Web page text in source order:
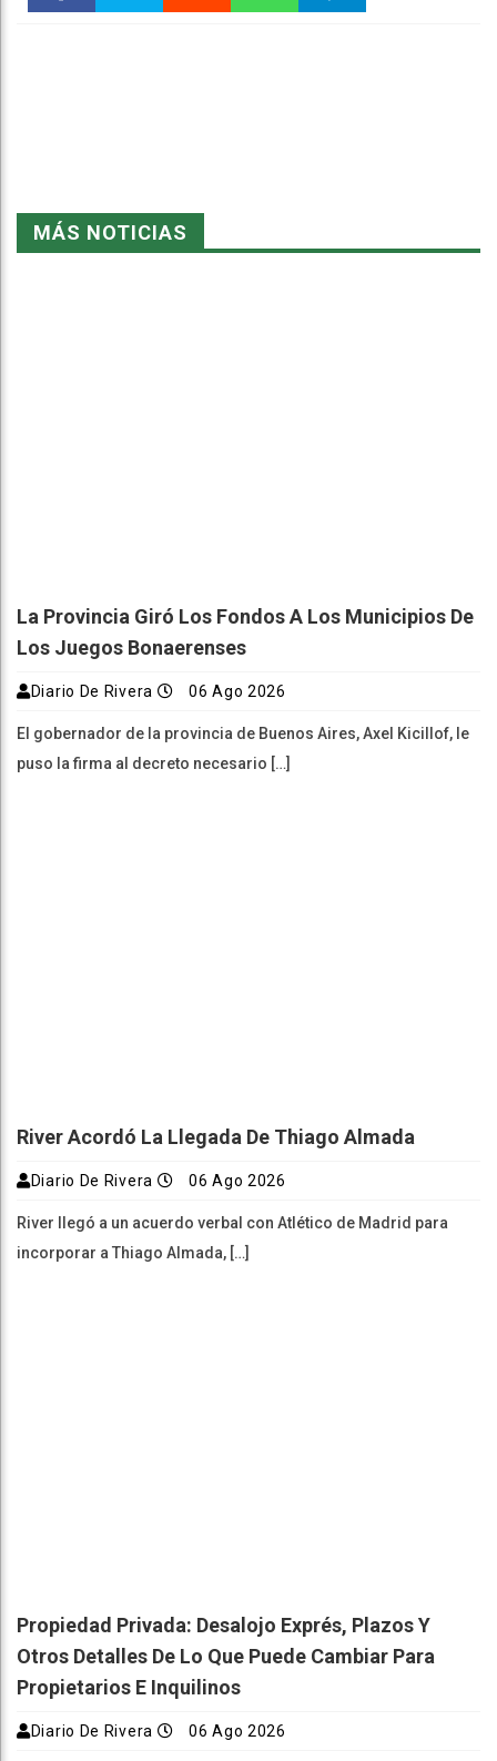
MÁS NOTICIAS
La Provincia Giró Los Fondos A Los Municipios De
Los Juegos Bonaerenses
Diario De Rivera 06 Ago 2026
El gobernador de la provincia de Buenos Aires, Axel Kicillof, le
puso la firma al decreto necesario […]
River Acordó La Llegada De Thiago Almada
Diario De Rivera 06 Ago 2026
River llegó a un acuerdo verbal con Atlético de Madrid para
incorporar a Thiago Almada, […]
Propiedad Privada: Desalojo Exprés, Plazos Y
Otros Detalles De Lo Que Puede Cambiar Para
Propietarios E Inquilinos
Diario De Rivera 06 Ago 2026